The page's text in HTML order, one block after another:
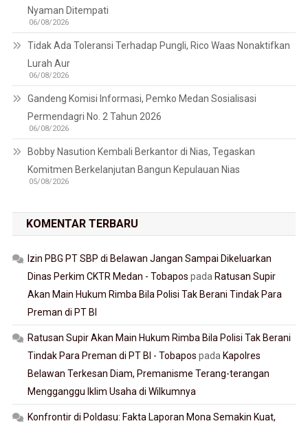
Nyaman Ditempati
06/08/2026
Tidak Ada Toleransi Terhadap Pungli, Rico Waas Nonaktifkan
Lurah Aur
06/08/2026
Gandeng Komisi Informasi, Pemko Medan Sosialisasi
Permendagri No. 2 Tahun 2026
06/08/2026
Bobby Nasution Kembali Berkantor di Nias, Tegaskan
Komitmen Berkelanjutan Bangun Kepulauan Nias
05/08/2026
KOMENTAR TERBARU
Izin PBG PT SBP di Belawan Jangan Sampai Dikeluarkan
Dinas Perkim CKTR Medan - Tobapos pada Ratusan Supir
Akan Main Hukum Rimba Bila Polisi Tak Berani Tindak Para
Preman di PT BI
Ratusan Supir Akan Main Hukum Rimba Bila Polisi Tak Berani
Tindak Para Preman di PT BI - Tobapos pada Kapolres
Belawan Terkesan Diam, Premanisme Terang-terangan
Mengganggu Iklim Usaha di Wilkumnya
Konfrontir di Poldasu: Fakta Laporan Mona Semakin Kuat,